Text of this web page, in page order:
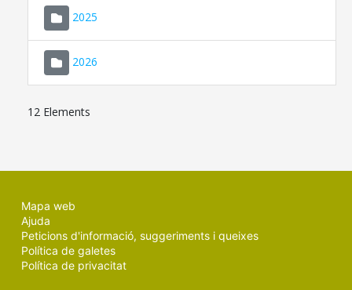
2025
2026
12 Elements
Mapa web
Ajuda
Peticions d'informació, suggeriments i queixes
Política de galetes
Política de privacitat